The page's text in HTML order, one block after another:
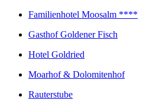
Familienhotel Moosalm ****
Gasthof Goldener Fisch
Hotel Goldried
Moarhof & Dolomitenhof
Rauterstube